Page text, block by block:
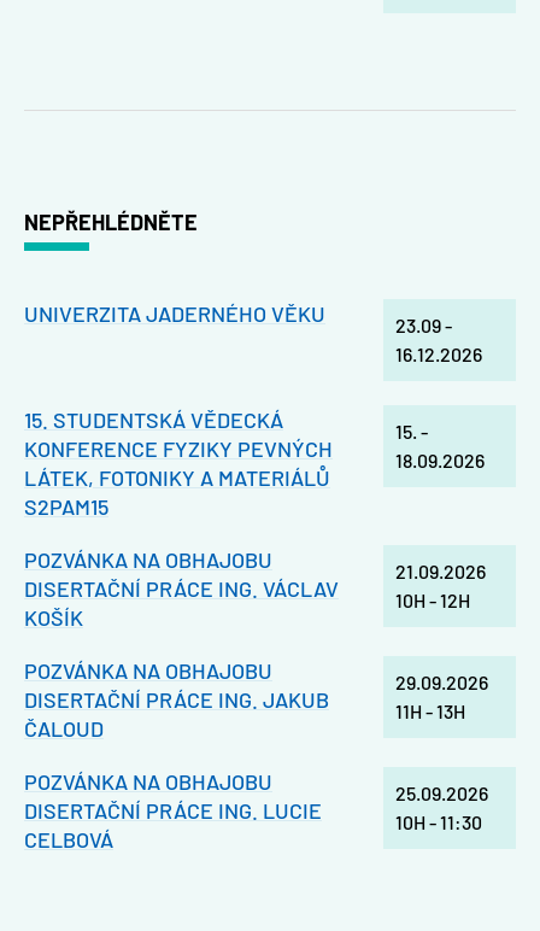
NEPŘEHLÉDNĚTE
UNIVERZITA JADERNÉHO VĚKU 23.09-
16.12.2026
15. STUDENTSKÁ VĚDECKÁ
KONFERENCE FYZIKY PEVNÝCH
LÁTEK, FOTONIKY A MATERIÁLŮ
S2PAM15
15. -
18.09.2026
POZVÁNKA NA OBHAJOBU
DISERTAČNÍ PRÁCE ING. VÁCLAV
KOŠÍK
21.09.2026
10H -12H
POZVÁNKA NA OBHAJOBU
DISERTAČNÍ PRÁCE ING. JAKUB
ČALOUD
29.09.2026
11H -13H
POZVÁNKA NA OBHAJOBU
DISERTAČNÍ PRÁCE ING. LUCIE
CELBOVÁ
25.09.2026
10H -11:30